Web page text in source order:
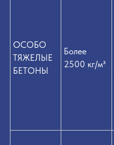
ОСОБО
ТЯЖЕЛЫЕ
БЕТОНЫ
Более
2500 кг/м³